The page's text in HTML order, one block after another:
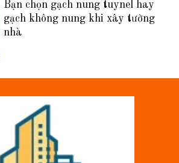
Bạn chọn gạch nung tuynel hay
gạch không nung khi xây tường
nhà